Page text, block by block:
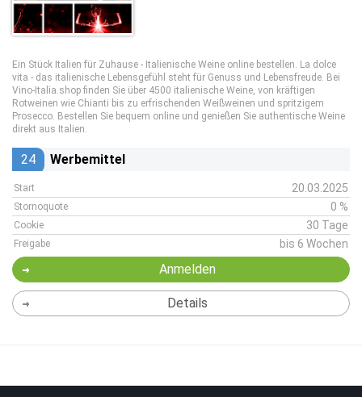
Ein Stück Italien für Zuhause - Italienische Weine online bestellen. La dolce
vita - das italienische Lebensgefühl steht für Genuss und Lebensfreude. Bei
Vino-Italia.shop finden Sie über 4500 italienische Weine, von kräftigen
Rotweinen wie Chianti bis zu erfrischenden Weißweinen und spritzigem
Prosecco. Bestellen Sie bequem online und genießen Sie authentische Weine
direkt aus Italien.
24 Werbemittel
Start 20.03.2025
Stornoquote 0 %
Cookie 30 Tage
Freigabe bis 6 Wochen
Anmelden
Details